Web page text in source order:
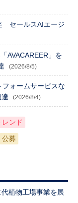
セールスAIエージ
AVACAREER」を
(2026/8/5)
ォームサービスな
(2026/8/4)
レンド
公募
植物工場事業を展